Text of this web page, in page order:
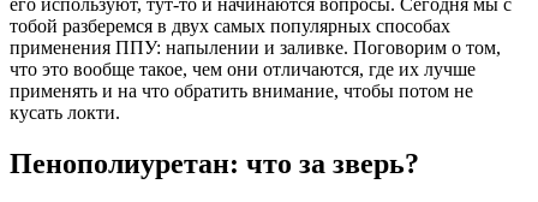
тобой разберемся в двух самых популярных способах
применения ППУ: напылении и заливке. Поговорим о том,
что это вообще такое, чем они отличаются, где их лучше
применять и на что обратить внимание, чтобы потом не
кусать локти.
Пенополиуретан: что за зверь?